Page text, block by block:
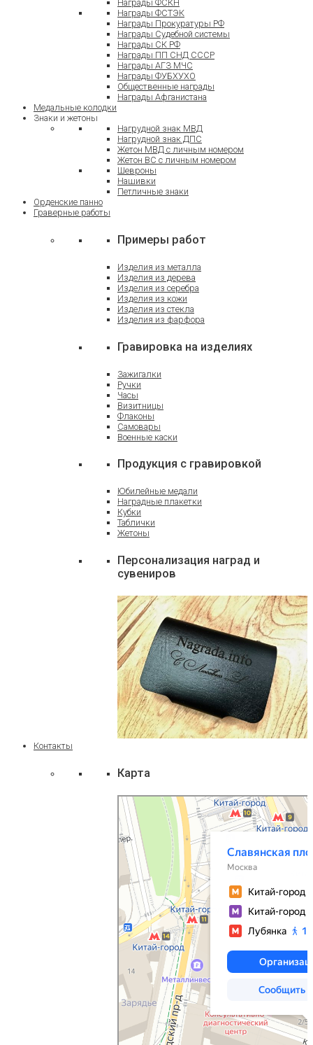
Награды ФСКН
Награды ФСТЭК
Награды Прокуратуры РФ
Награды Судебной системы
Награды СК РФ
Награды ПП СНД СССР
Награды АГЗ МЧС
Награды ФУБХУХО
Общественные награды
Награды Афганистана
Медальные колодки
Знаки и жетоны
Нагрудной знак МВД
Нагрудной знак ДПС
Жетон МВД с личным номером
Жетон ВС с личным номером
Шевроны
Нашивки
Петличные знаки
Орденские панно
Граверные работы
Примеры работ
Изделия из металла
Изделия из дерева
Изделия из серебра
Изделия из кожи
Изделия из стекла
Изделия из фарфора
Гравировка на изделиях
Зажигалки
Ручки
Часы
Визитницы
Флаконы
Самовары
Военные каски
Продукция с гравировкой
Юбилейные медали
Наградные плакетки
Кубки
Таблички
Жетоны
Персонализация наград и
сувениров
Контакты
Карта
Москва
Яндекс Карты — транспорт, навигация, поиск
мест